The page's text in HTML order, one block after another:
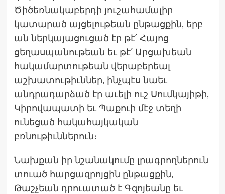
Ծիծեռնակաբերդի յուշահամալիր
կատարած այցելութեան ընթացքին, երբ
ան ներկայացուցած էր թէ՛ Հայոց
ցեղասպանութեան եւ թէ՛ Արցախեան
հակամարտութեան վերաբերեալ
աշխատութիւններ, ինչպէս նաեւ
անդրադարձած էր աւելի ուշ Սումկայիթի,
Կիրովապատի եւ Պաքուի մէջ տեղի
ունեցած հակահայկական
բռնութիւններուն։
Նախքան իր նշանակումը լրագրողներուն
տուած հարցազրոյցին ընթացքին,
Թաշչեան դրուատած է Գզոյեանը եւ